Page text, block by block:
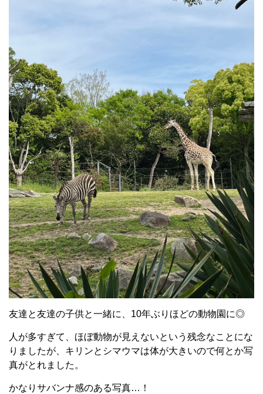
友達と友達の子供と一緒に、10年ぶりほどの動物園に◎
人が多すぎて、ほぼ動物が見えないという残念なことにな
りましたが、キリンとシマウマは体が大きいので何とか写
真がとれました。
かなりサバンナ感のある写真…！